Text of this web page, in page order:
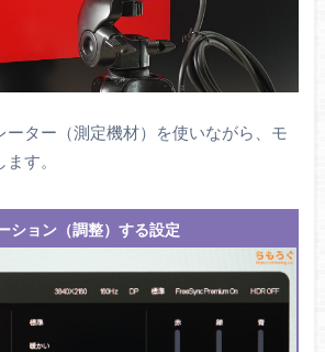
ーター（測定機材）を使いながら、モ
す。
ション（調整）する設定